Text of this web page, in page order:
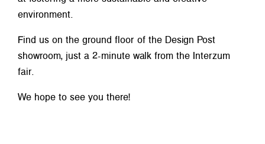
environment.
Find us on the ground floor of the Design Post
showroom, just a 2-minute walk from the Interzum
fair.
We hope to see you there!